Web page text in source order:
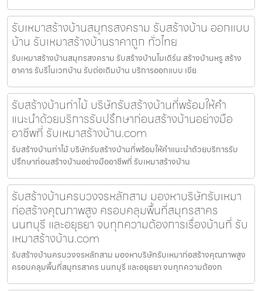
รับเหมาสร้างบ้านสมุทรสงคราม รับสร้างบ้าน ออกแบบ
บ้าน รับเหมาสร้างบ้านราคาถูก ทั่วไทย
รับเหมาสร้างบ้านสมุทรสงคราม รับสร้างบ้านโมเดิร์น สร้างบ้านหรู สร้าง
อาคาร รับรีโนเวทบ้าน รับต่อเติมบ้าน บริการออกแบบ เขีย
รับสร้างบ้านท่าไม้ บริษัทรับสร้างบ้านที่พร้อมให้คำ
แนะนำด้วยบริการรับปรึกษาก่อนสร้างบ้านอย่างมือ
อาชีพที่ รับเหมาสร้างบ้าน.com
รับสร้างบ้านท่าไม้ บริษัทรับสร้างบ้านที่พร้อมให้คำแนะนำด้วยบริการรับ
ปรึกษาก่อนสร้างบ้านอย่างมืออาชีพที่ รับเหมาสร้างบ้าน
รับสร้างบ้านครบวงจรหลักสาม มองหาบริษัทรับเหมา
ก่อสร้างคุณภาพสูง ครอบคลุมพื้นที่สมุทรสาคร
นนทบุรี และอยุธยา จบทุกความต้องการเรื่องบ้านที่ รับ
เหมาสร้างบ้าน.com
รับสร้างบ้านครบวงจรหลักสาม มองหาบริษัทรับเหมาก่อสร้างคุณภาพสูง
ครอบคลุมพื้นที่สมุทรสาคร นนทบุรี และอยุธยา จบทุกความต้องก